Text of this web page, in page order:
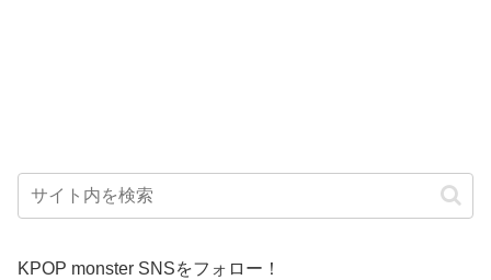
KPOP monster SNSをフォロー！